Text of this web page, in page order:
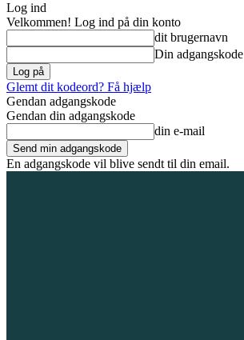
Log ind
Velkommen! Log ind på din konto
dit brugernavn
Din adgangskode
Glemt dit kodeord? Få hjælp
Gendan adgangskode
Gendan din adgangskode
din e-mail
En adgangskode vil blive sendt til din email.